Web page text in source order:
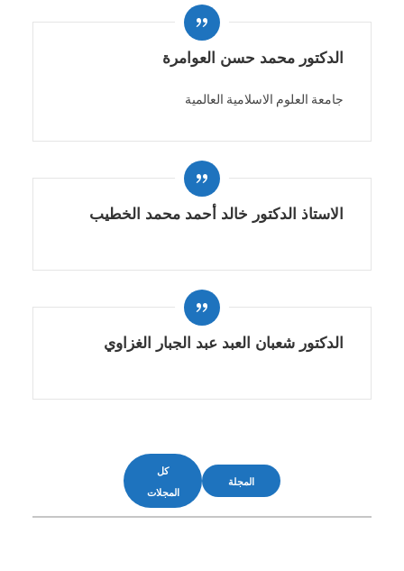
الدكتور محمد حسن العوامرة
جامعة العلوم الاسلامية العالمية
الاستاذ الدكتور خالد أحمد محمد الخطيب
الدكتور شعبان العبد عبد الجبار الغزاوي
المجلة
كل
المجلات